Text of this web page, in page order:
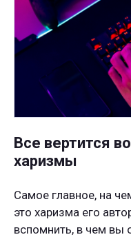
Все вертится
харизмы
Самое главное, на
это харизма его
вспомнить, в чем вы